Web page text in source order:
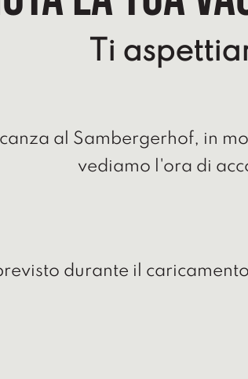
Ti
al Sambergerhof, in
vediamo l'ora di
durante il